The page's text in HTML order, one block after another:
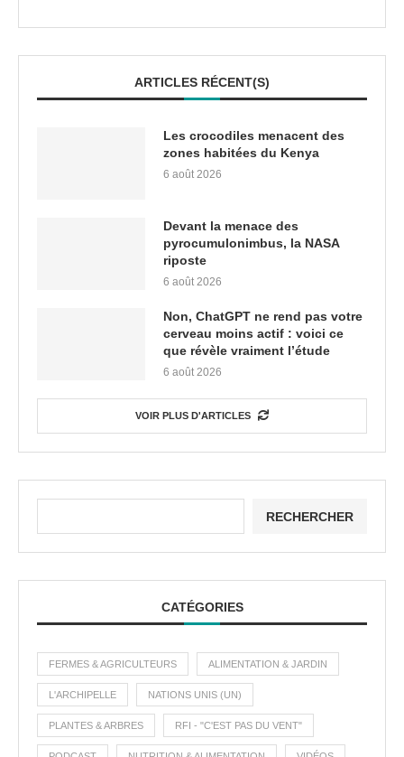
ARTICLES RÉCENT(S)
Les crocodiles menacent des
zones habitées du Kenya
6 août 2026
Devant la menace des
pyrocumulonimbus, la NASA
riposte
6 août 2026
Non, ChatGPT ne rend pas votre
cerveau moins actif : voici ce
que révèle vraiment l’étude
6 août 2026
VOIR PLUS D'ARTICLES
RECHERCHER
CATÉGORIES
FERMES & AGRICULTEURS ALIMENTATION & JARDIN
L'ARCHIPELLE NATIONS UNIS (UN)
PLANTES & ARBRES RFI - "C'EST PAS DU VENT"